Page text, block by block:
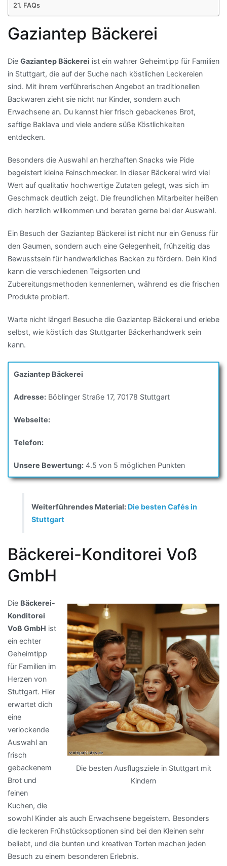
FAQs
Gaziantep Bäckerei
Die Gaziantep Bäckerei ist ein wahrer Geheimtipp für Familien
in Stuttgart, die auf der Suche nach köstlichen Leckereien
sind. Mit ihrem verführerischen Angebot an traditionellen
Backwaren zieht sie nicht nur Kinder, sondern auch
Erwachsene an. Du kannst hier frisch gebackenes Brot,
saftige Baklava und viele andere süße Köstlichkeiten
entdecken.
Besonders die Auswahl an herzhaften Snacks wie Pide
begeistert kleine Feinschmecker. In dieser Bäckerei wird viel
Wert auf qualitativ hochwertige Zutaten gelegt, was sich im
Geschmack deutlich zeigt. Die freundlichen Mitarbeiter heißen
dich herzlich willkommen und beraten gerne bei der Auswahl.
Ein Besuch der Gaziantep Bäckerei ist nicht nur ein Genuss für
den Gaumen, sondern auch eine Gelegenheit, frühzeitig das
Bewusstsein für handwerkliches Backen zu fördern. Dein Kind
kann die verschiedenen Teigsorten und
Zubereitungsmethoden kennenlernen, während es die frischen
Produkte probiert.
Warte nicht länger! Besuche die Gaziantep Bäckerei und erlebe
selbst, wie köstlich das Stuttgarter Bäckerhandwerk sein
kann.
Gaziantep Bäckerei
Adresse: Böblinger Straße 17, 70178 Stuttgart
Webseite:
Telefon:
Unsere Bewertung: 4.5 von 5 möglichen Punkten
Weiterführendes Material: Die besten Cafés in
Stuttgart
Bäckerei-Konditorei Voß
GmbH
Die besten Ausflugsziele in Stuttgart mit
Kindern
Die Bäckerei-
Konditorei
Voß GmbH ist
ein echter
Geheimtipp
für Familien im
Herzen von
Stuttgart. Hier
erwartet dich
eine
verlockende
Auswahl an
frisch
gebackenem
Brot und
feinen
Kuchen, die
sowohl Kinder als auch Erwachsene begeistern. Besonders
die leckeren Frühstücksoptionen sind bei den Kleinen sehr
beliebt, und die bunten und kreativen Torten machen jeden
Besuch zu einem besonderen Erlebnis.